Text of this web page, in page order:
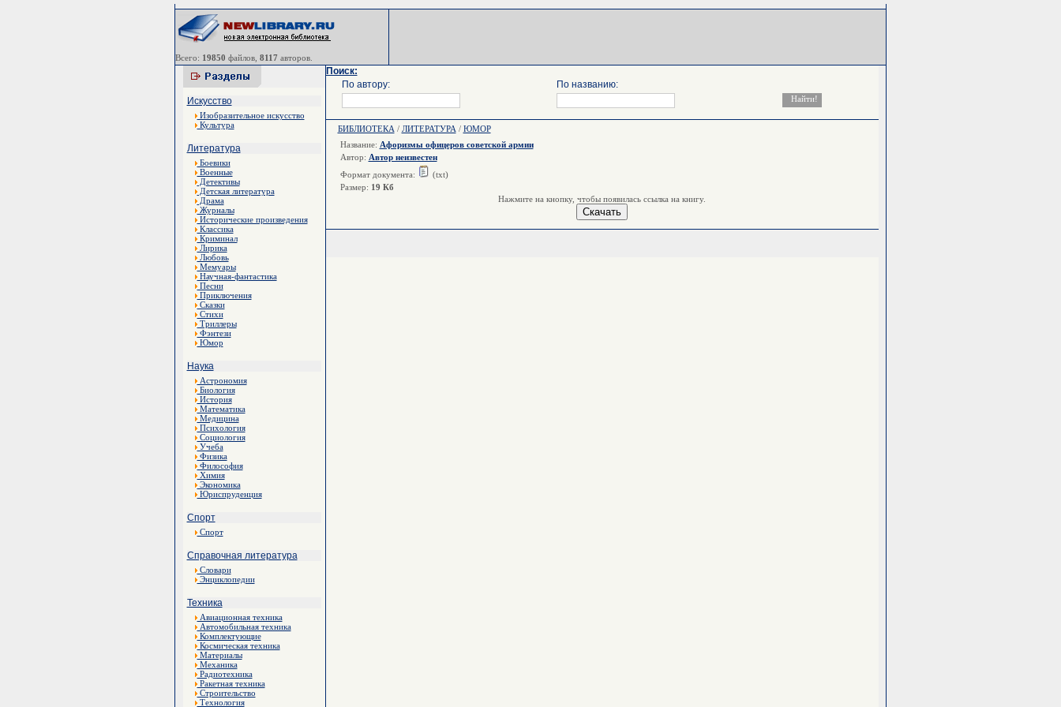
Всего: 19850 файлов, 8117 авторов.
Искусство
Изобразительное искусство
Культура
Литература
Боевики
Военные
Детективы
Детская литература
Драма
Журналы
Исторические произведения
Классика
Криминал
Лирика
Любовь
Мемуары
Научная-фантастика
Песни
Приключения
Сказки
Стихи
Триллеры
Фэнтези
Юмор
Наука
Астрономия
Биология
История
Математика
Медицина
Психология
Социология
Учеба
Физика
Философия
Химия
Экономика
Юриспруденция
Спорт
Спорт
Справочная литература
Словари
Энциклопедии
Техника
Авиационная техника
Автомобильная техника
Комплектующие
Космическая техника
Материалы
Механика
Радиотехника
Ракетная техника
Строительство
Технология
Поиск:
По автору:
По названию:
БИБЛИОТЕКА / ЛИТЕРАТУРА / ЮМОР
Название: Афоризмы офицеров советской армии
Автор: Автор неизвестен
Формат документа:
(txt)
Размер: 19 Кб
Нажмите на кнопку, чтобы появилась ссылка на книгу.